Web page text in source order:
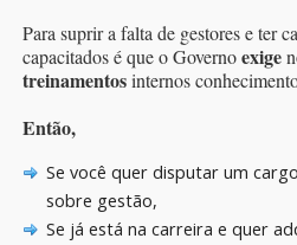
Para suprir a falta de gestores e ter
capacitados é que o Governoexige
treinamentosinternos
Então,
Se você quer disputar um
sobre gestão,
Se já está na carreira e quer